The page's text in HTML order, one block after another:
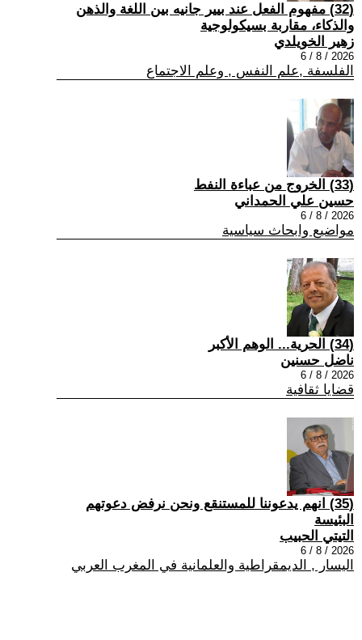
(32) مفهوم الفعل عند بيير جانيه بين اللغة والذهن
والذكاء، مقاربة بسيكولوجية
زهير الخويلدي
2026 / 8 / 6
الفلسفة ,علم النفس , وعلم الاجتماع
(33) الخروج من عباءة النفط
حسين علي الحمداني
2026 / 8 / 6
مواضيع وابحاث سياسية
(34) الحرية... الوهم الأكبر
ناضل حسنين
2026 / 8 / 6
قضايا ثقافية
(35) انهم يدعوننا للمستنقع ونحن نرفض دعوتهم
البئيسة
التيتي الحبيب
2026 / 8 / 6
اليسار , الديمقراطية والعلمانية في المغرب العربي